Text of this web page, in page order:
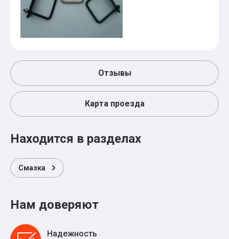
Отзывы
Карта проезда
Находится в разделах
Смазка
Нам доверяют
Надежность